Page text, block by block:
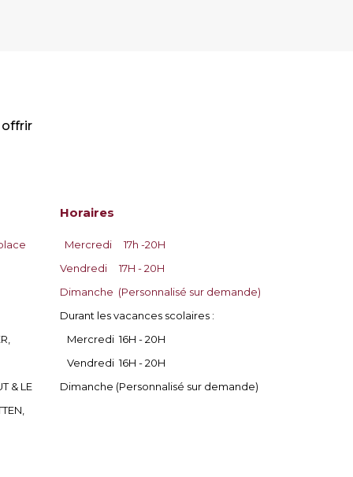
offrir
& LE
Horaires
Mercredi 17h -20H
Vendredi17H - 20H
Dimanche (Personnalisé sur demande)
Durant les vacances scolaires :
Mercredi 16H - 20H
Vendredi 16H - 20H
Dimanche (Personnalisé sur demande)